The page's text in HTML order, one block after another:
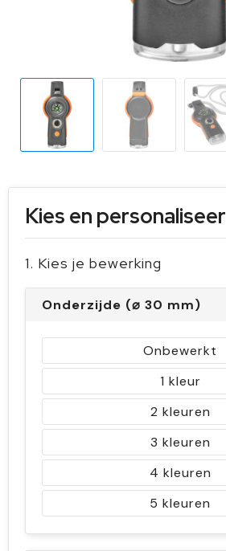
Sleutelhangers en Lanyards
Spellen voor binnen en buiten
Sport
Veiligheid, Auto en Fiets
Vrije tijd en Strand
Handschoenen en Sjaals
Kies en personaliseer
1. Kies je bewerking
Onderzijde (⌀ 30 mm)
Onbewerkt
1
2
3
4
5